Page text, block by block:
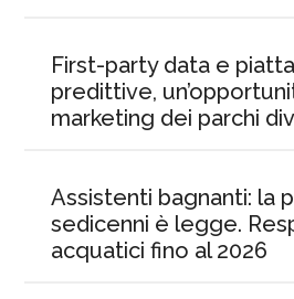
First-party data e
predittive,
marketing dei parchi
Assistenti bagnanti: la
sedicenni è legge.
acquatici fino al 2026